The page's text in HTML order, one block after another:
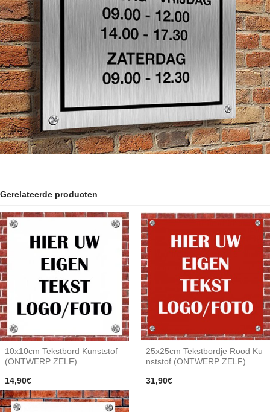
Gerelateerde producten
10x10cm Tekstbord Kunststof
(ONTWERP ZELF)
14,90€
25x25cm Tekstbordje Rood Ku
nststof (ONTWERP ZELF)
31,90€